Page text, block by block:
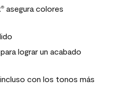
® asegura colores
lograr un acabado
con los tonos más